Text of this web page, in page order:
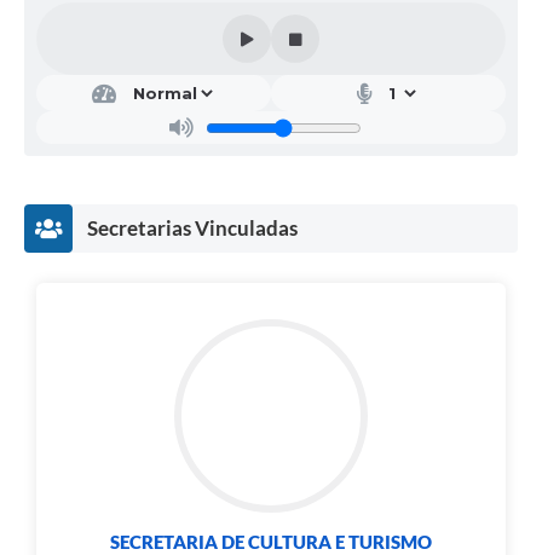
Secretarias Vinculadas
SECRETARIA DE CULTURA E TURISMO